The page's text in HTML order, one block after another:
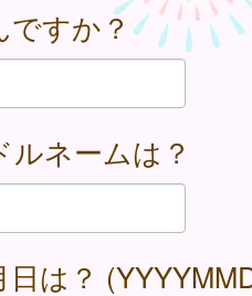
すか？
ネームは？
は？